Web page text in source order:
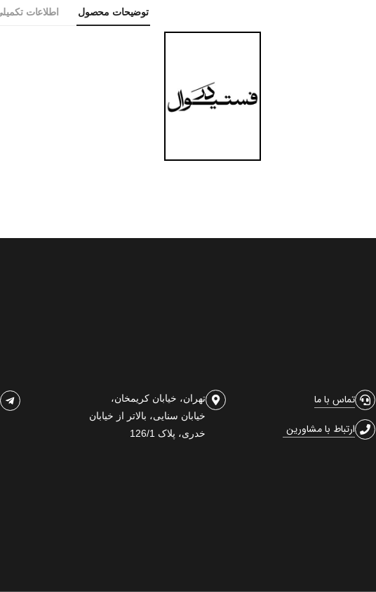
توضیحات محصول اطلاعات
تماس با ما
ارتباط با مشاورین
تهران، خیابان کریمخان،
خیابان سنایی، بالاتر از خیابان
خدری، پلاک 126/1